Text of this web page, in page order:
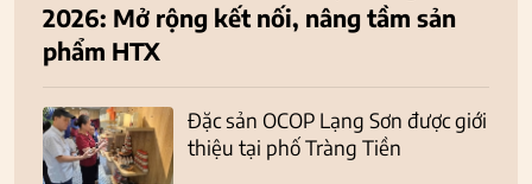
2026: Mở rộng kết nối, nâng tầm sản
phẩm HTX
Đặc sản OCOP Lạng Sơn được giới
thiệu tại phố Tràng Tiền